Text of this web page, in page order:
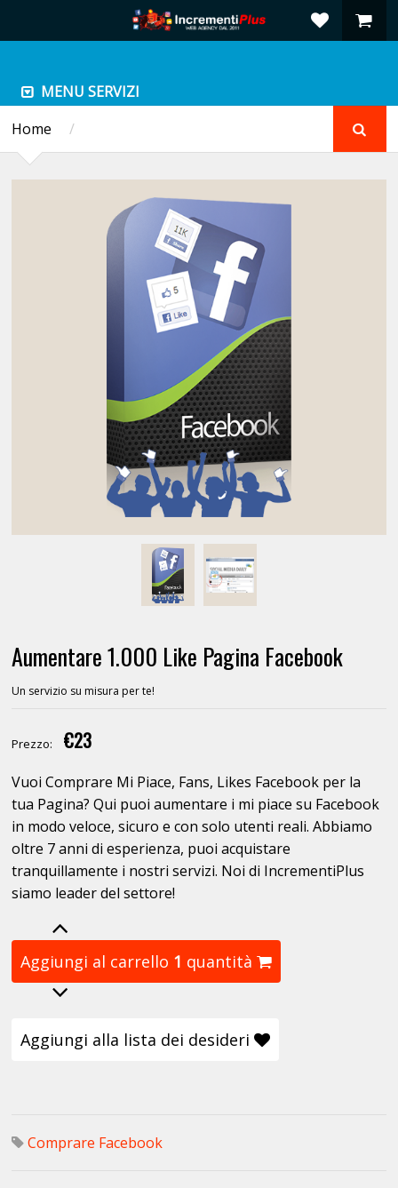
MENU SERVIZI
Home
/
Aumentare 1.000 Like Pagina Facebook
Un servizio su misura per te!
Prezzo: €23
Vuoi Comprare Mi Piace, Fans, Likes Facebook per la
tua Pagina? Qui puoi aumentare i mi piace su Facebook
in modo veloce, sicuro e con solo utenti reali. Abbiamo
oltre 7 anni di esperienza, puoi acquistare
tranquillamente i nostri servizi. Noi di IncrementiPlus
siamo leader del settore!
Aggiungi al carrello 1 quantità
Aggiungi alla lista dei desideri
Comprare Facebook